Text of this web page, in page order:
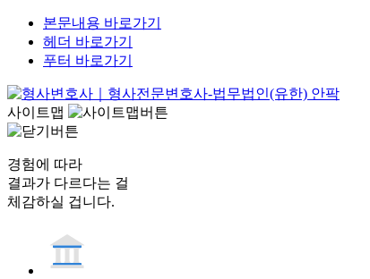
본문내용 바로가기
헤더 바로가기
푸터 바로가기
사이트맵
경험에 따라
결과가 다르다는 걸
체감하실 겁니다.